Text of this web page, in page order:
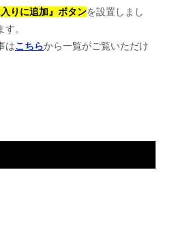
入りに追加』ボタンを設置しまし
す。
はこちらから一覧がご覧いただけ